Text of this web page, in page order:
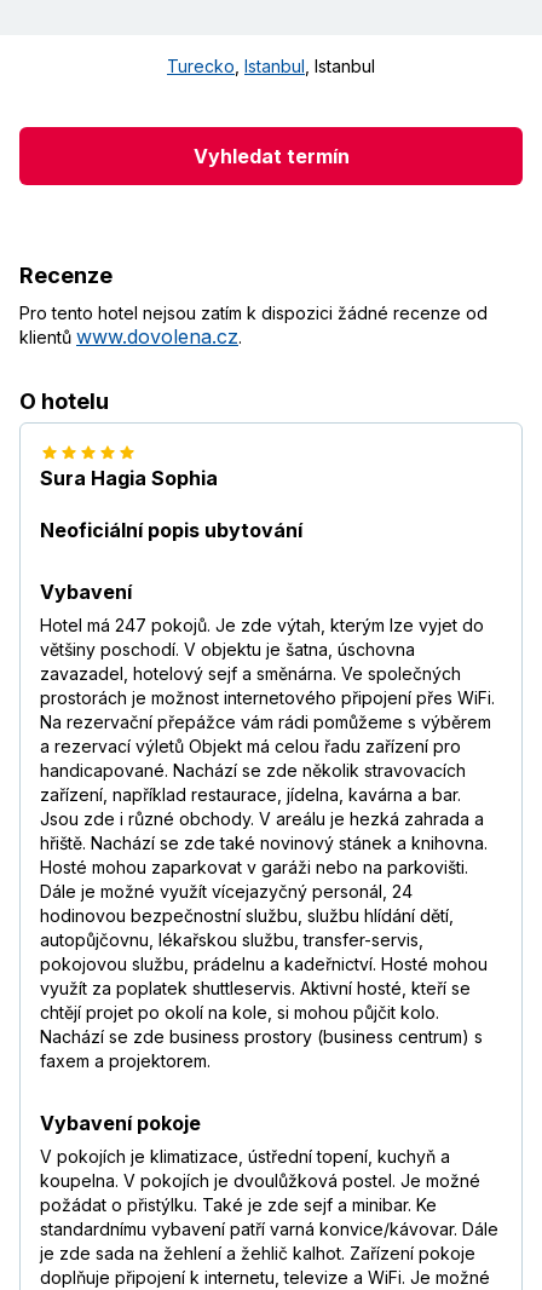
Turecko Istanbul Istanbul
Vyhledat termín
Recenze
Pro tento hotel nejsou zatím k dispozici žádné recenze od
klientů www.dovolena.cz.
O hotelu
Sura Hagia Sophia
Neoficiální popis ubytování
Vybavení
Hotel má 247 pokojů. Je zde výtah, kterým lze vyjet do
většiny poschodí. V objektu je šatna, úschovna
zavazadel, hotelový sejf a směnárna. Ve společných
prostorách je možnost internetového připojení přes WiFi.
Na rezervační přepážce vám rádi pomůžeme s výběrem
a rezervací výletů Objekt má celou řadu zařízení pro
handicapované. Nachází se zde několik stravovacích
zařízení, například restaurace, jídelna, kavárna a bar.
Jsou zde i různé obchody. V areálu je hezká zahrada a
hřiště. Nachází se zde také novinový stánek a knihovna.
Hosté mohou zaparkovat v garáži nebo na parkovišti.
Dále je možné využít vícejazyčný personál, 24
hodinovou bezpečnostní službu, službu hlídání dětí,
autopůjčovnu, lékařskou službu, transfer-servis,
pokojovou službu, prádelnu a kadeřnictví. Hosté mohou
využít za poplatek shuttleservis. Aktivní hosté, kteří se
chtějí projet po okolí na kole, si mohou půjčit kolo.
Nachází se zde business prostory (business centrum) s
faxem a projektorem.
Vybavení pokoje
V pokojích je klimatizace, ústřední topení, kuchyň a
koupelna. V pokojích je dvoulůžková postel. Je možné
požádat o přistýlku. Také je zde sejf a minibar. Ke
standardnímu vybavení patří varná konvice/kávovar. Dále
je zde sada na žehlení a žehlič kalhot. Zařízení pokoje
doplňuje připojení k internetu, televize a WiFi. Je možné